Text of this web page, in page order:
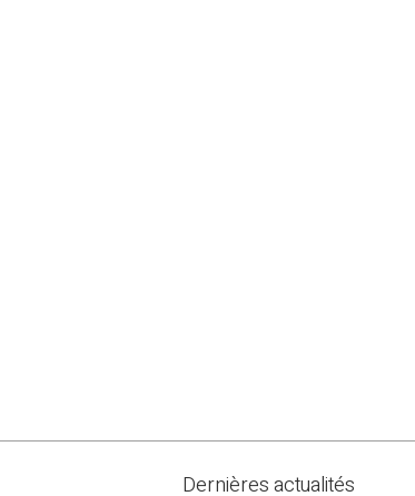
Dernières actualités